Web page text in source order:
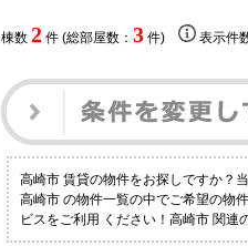
棟数 2件 (総部屋数： 3件) 表示件
高崎市 賃貸の物件をお探しですか？
高崎市 の物件一覧の中でご希望の物
ビスをご利用 ください！高崎市 関連